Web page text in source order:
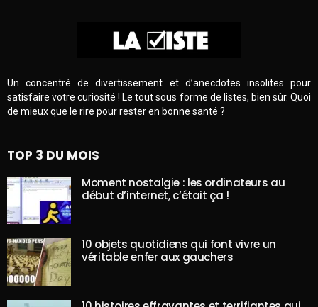
Un concentré de divertissement et d’anecdotes insolites pour
satisfaire votre curiosité ! Le tout sous forme de listes, bien sûr. Quoi
de mieux que le rire pour rester en bonne santé ?
TOP 3 DU MOIS
Moment nostalgie : les ordinateurs au
début d’internet, c’était ça !
10 objets quotidiens qui font vivre un
véritable enfer aux gauchers